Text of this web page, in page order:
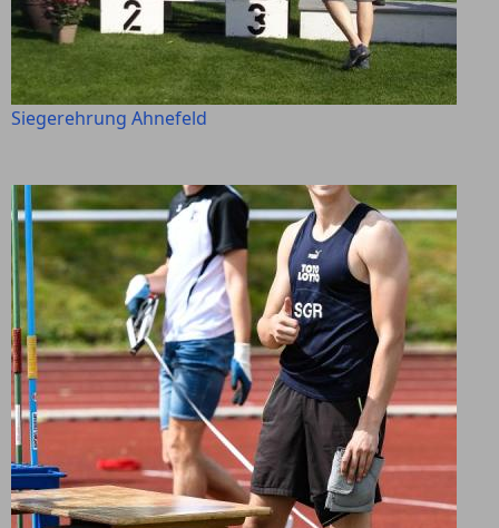
Siegerehrung Ahnefeld